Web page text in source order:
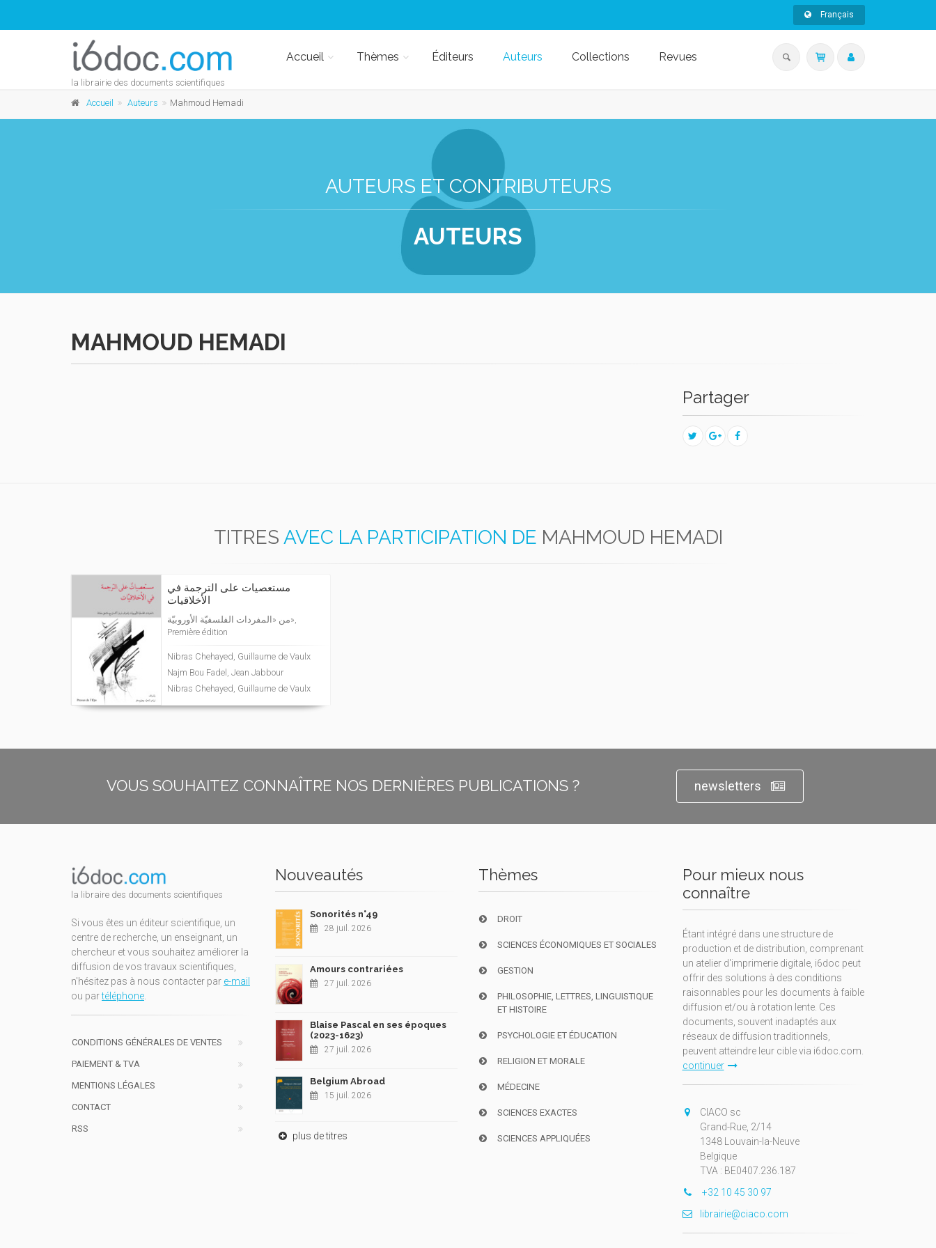
Français
la librairie des documents scientifiques
Accueil Thèmes Éditeurs Auteurs Collections Revues
Accueil Auteurs Mahmoud Hemadi
AUTEURS ET CONTRIBUTEURS
AUTEURS
MAHMOUD HEMADI
Partager
TITRES AVEC LA PARTICIPATION DE MAHMOUD HEMADI
مستعصيات على الترجمة في
الأخلاقيات
من «المفردات الفلسفيّة الأوروبيّة»,
Première édition
Nibras Chehayed, Guillaume de Vaulx
Najm Bou Fadel, Jean Jabbour
Nibras Chehayed, Guillaume de Vaulx
VOUS SOUHAITEZ CONNAÎTRE NOS DERNIÈRES PUBLICATIONS ? newsletters
la libraire des documents scientifiques
Si vous êtes un éditeur scientifique, un
centre de recherche, un enseignant, un
chercheur et vous souhaitez améliorer la
diffusion de vos travaux scientifiques,
n'hésitez pas à nous contacter par e-mail
ou partéléphone.
CONDITIONS GÉNÉRALES DE VENTES
PAIEMENT & TVA
MENTIONS LÉGALES
CONTACT
RSS
Nouveautés
Sonorités n°49
28 juil. 2026
Amours contrariées
27 juil. 2026
Blaise Pascal en ses époques
(2023-1623)
27 juil. 2026
Belgium Abroad
15 juil. 2026
plus de titres
Thèmes
DROIT
SCIENCES ÉCONOMIQUES ET SOCIALES
GESTION
PHILOSOPHIE, LETTRES, LINGUISTIQUE
ET HISTOIRE
PSYCHOLOGIE ET ÉDUCATION
RELIGION ET MORALE
MÉDECINE
SCIENCES EXACTES
SCIENCES APPLIQUÉES
Pour mieux nous
connaître
Étant intégré dans une structure de
production et de distribution, comprenant
un atelier d'imprimerie digitale, i6doc peut
offrir des solutions à des conditions
raisonnables pour les documents à faible
diffusion et/ou à rotation lente. Ces
documents, souvent inadaptés aux
réseaux de diffusion traditionnels,
peuvent atteindre leur cible via i6doc.com.
continuer
CIACO sc
Grand-Rue, 2/14
1348 Louvain-la-Neuve
Belgique
TVA : BE0407.236.187
+32 10 45 30 97
librairie@ciaco.com